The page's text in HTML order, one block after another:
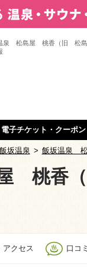
泉 松島屋 桃香（旧 松島
電子チケット・クーポン
飯坂温泉 > 飯坂温泉
桃香（
アクセス 口コ